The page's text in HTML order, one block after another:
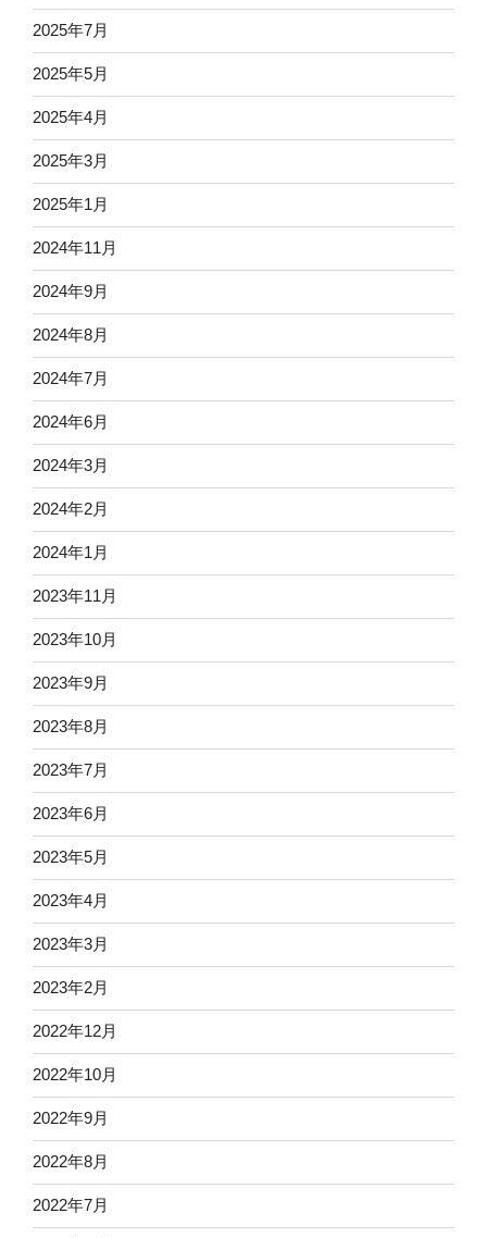
2025年7月
2025年5月
2025年4月
2025年3月
2025年1月
2024年11月
2024年9月
2024年8月
2024年7月
2024年6月
2024年3月
2024年2月
2024年1月
2023年11月
2023年10月
2023年9月
2023年8月
2023年7月
2023年6月
2023年5月
2023年4月
2023年3月
2023年2月
2022年12月
2022年10月
2022年9月
2022年8月
2022年7月